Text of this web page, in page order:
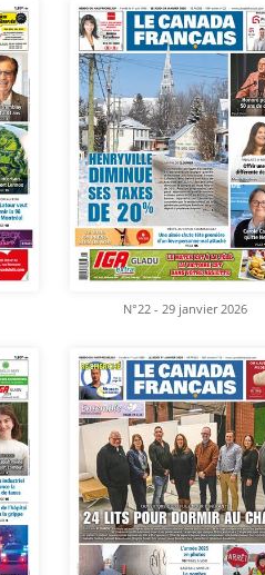
N°22 - 29 janvier 2026